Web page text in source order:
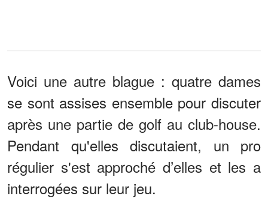
Voici une autre blague : quatre dames
se sont assises ensemble pour discuter
après une partie de golf au club-house.
Pendant qu'elles discutaient, un pro
régulier s'est approché d’elles et les a
interrogées sur leur jeu.